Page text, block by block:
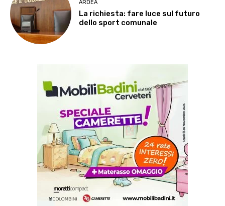
ARDEA
La richiesta: fare luce sul futuro
dello sport comunale